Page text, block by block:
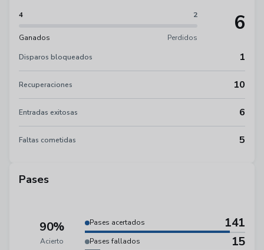
4 2
Ganados Perdidos
6
Disparos bloqueados 1
Recuperaciones 10
Entradas exitosas 6
Faltas cometidas 5
Pases
90%
Acierto
Pases acertados 141
Pases fallados 15